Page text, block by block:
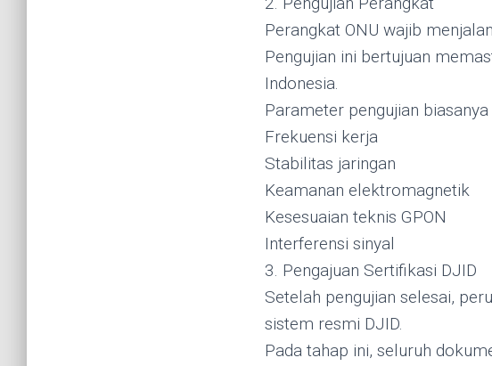
Perangkat ONU wajib
Pengujian ini bertujuan
Indonesia.
Parameter pengujian
Frekuensi kerja
Stabilitas jaringan
Keamanan elektromagnetik
Kesesuaian teknis GPON
Interferensi sinyal
3. Pengajuan Sertifikasi DJID
Setelah pengujian selesai,
sistem resmi DJID.
Pada tahap ini, seluruh